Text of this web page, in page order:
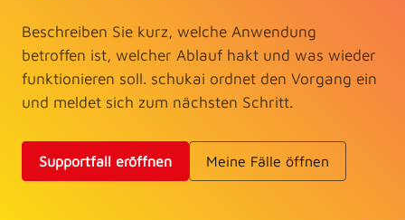
Beschreiben Sie kurz, welche Anwendung
betroffen ist, welcher Ablauf hakt und was wieder
funktionieren soll. schukai ordnet den Vorgang ein
und meldet sich zum nächsten Schritt.
Supportfall eröffnen Meine Fälle öffnen